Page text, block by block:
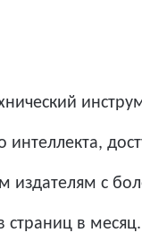
интеллекта,
издателям с
страниц в месяц.